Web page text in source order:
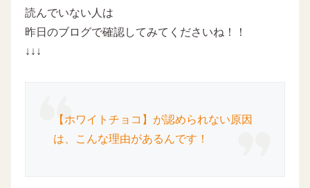
読んでいない人は
昨日のブログで確認してみてくださいね！！
↓↓↓
【ホワイトチョコ】が認められない原因
は、こんな理由があるんです！